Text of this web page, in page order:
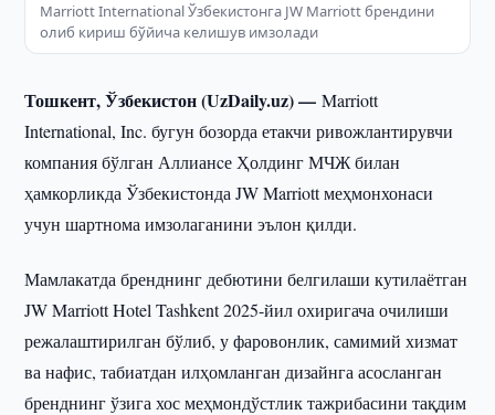
Marriott International Ўзбекистонга JW Marriott брендини
олиб кириш бўйича келишув имзолади
Тошкент, Ўзбекистон (UzDaily.uz) —Marriott
International, Inc. бугун бозорда етакчи ривожлантирувчи
компания бўлган Аллианcе Ҳолдинг МЧЖ билан
ҳамкорликда Ўзбекистонда JW Marriott меҳмонхонаси
учун шартнома имзолаганини эълон қилди.
Мамлакатда бренднинг дебютини белгилаши кутилаётган
JW Marriott Hotel Tashkent 2025-йил охиригача очилиши
режалаштирилган бўлиб, у фаровонлик, самимий хизмат
ва нафис, табиатдан илҳомланган дизайнга асосланган
бренднинг ўзига хос меҳмондўстлик тажрибасини тақдим